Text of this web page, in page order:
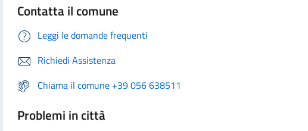
Contatta il comune
Leggi le domande frequenti
Richiedi Assistenza
Chiama il comune +39 056 638511
Problemi in città